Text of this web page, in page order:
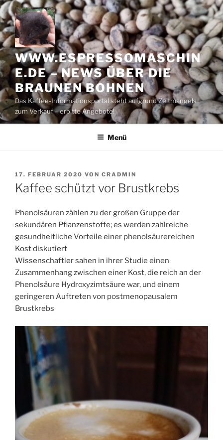
Zum
Inhalt
springen
WWW.ESPRESSOMASCHIN
E.DE – NEWS ÜBER DIE
BRAUNEN BOHNEN
Das Kaffee-Informationsportal steht aufgrund Zeitmangels
zum Verkauf – erbitte Angebote!
Menü
VERÖFFENTLICHT
AM
17. FEBRUAR 2020 VON CRADMIN
Kaffee schützt vor Brustkrebs
Phenolsäuren zählen zu der großen Gruppe der
sekundären Pflanzenstoffe; es werden zahlreiche
gesundheitliche Vorteile einer phenolsäurereichen
Kost diskutiert
Wissenschaftler sahen in ihrer Studie einen
Zusammenhang zwischen einer Kost, die reich an der
Phenolsäure Hydroxyzimtsäure war, und einem
geringeren Auftreten von postmenopausalem
Brustkrebs